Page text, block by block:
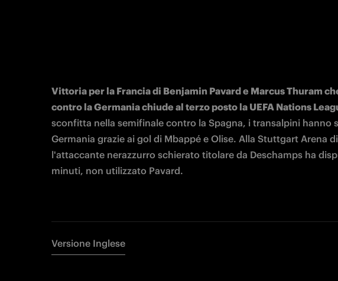
Vittoria per la Francia di Benjamin Pavard e Marcus Thuram
contro la Germania chiude al terzo posto la UEFA Nations
sconfitta nella semifinale contro la Spagna, i transalpini hanno
Germania grazie ai gol di Mbappé e Olise. Alla Stuttgart Arena
l'attaccante nerazzurro schierato titolare da Deschamps ha
minuti, non utilizzato Pavard.
Versione Inglese